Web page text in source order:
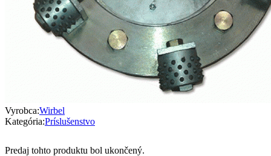
Vyrobca:Wirbel
Kategória:Príslušenstvo
Predaj tohto produktu bol ukončený.